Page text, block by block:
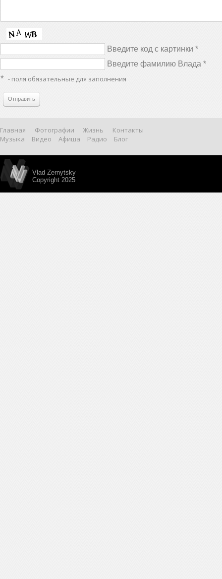
Введите код с картинки *
Введите фамилию Влада *
* - поля обязательные для заполнения
Отправить
Главная Фотографии Жизнь
Контакты
Музыка
Видео Афиша Радио Блог
Vlad Zernytsky
Copyright 2025